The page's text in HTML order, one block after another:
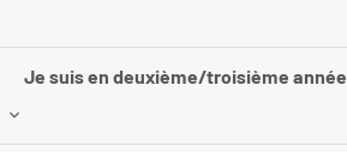
Je suis en deuxième/troisième année